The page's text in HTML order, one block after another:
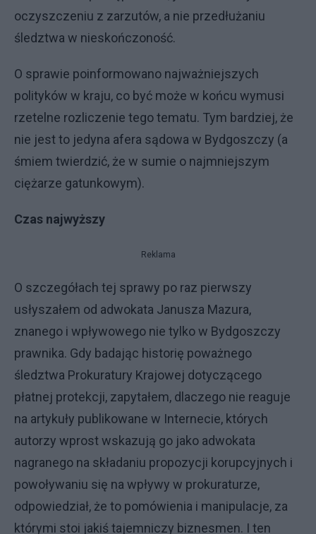
oczyszczeniu z zarzutów, a nie przedłużaniu
śledztwa w nieskończoność.
O sprawie poinformowano najważniejszych
polityków w kraju, co być może w końcu wymusi
rzetelne rozliczenie tego tematu. Tym bardziej, że
nie jest to jedyna afera sądowa w Bydgoszczy (a
śmiem twierdzić, że w sumie o najmniejszym
ciężarze gatunkowym).
Czas najwyższy
Reklama
O szczegółach tej sprawy po raz pierwszy
usłyszałem od adwokata Janusza Mazura,
znanego i wpływowego nie tylko w Bydgoszczy
prawnika. Gdy badając historię poważnego
śledztwa Prokuratury Krajowej dotyczącego
płatnej protekcji, zapytałem, dlaczego nie reaguje
na artykuły publikowane w Internecie, których
autorzy wprost wskazują go jako adwokata
nagranego na składaniu propozycji korupcyjnych i
powoływaniu się na wpływy w prokuraturze,
odpowiedział, że to pomówienia i manipulacje, za
którymi stoi jakiś tajemniczy biznesmen. I ten